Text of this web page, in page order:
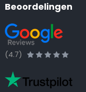
Beoordelingen
(4.7)